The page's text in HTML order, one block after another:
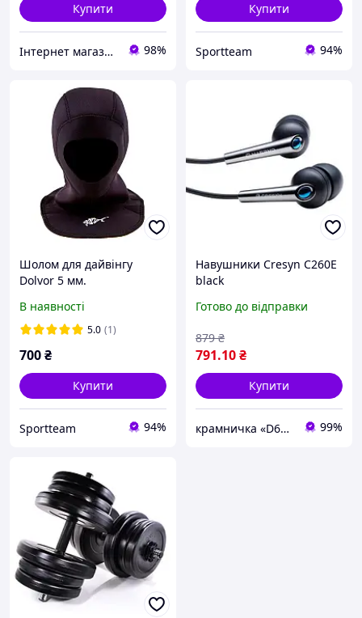
Купити
Інтернет магазин "Розпродаж" 98%
Купити
Sportteam 94%
Шолом для дайвінгу
Dolvor 5 мм.
В наявності
5.0 (1)
700₴
Купити
Sportteam 94%
Навушники Cresyn C260E
black
Готово до відправки
791.10₴
879 ₴
Купити
крамничка «D611» 99%